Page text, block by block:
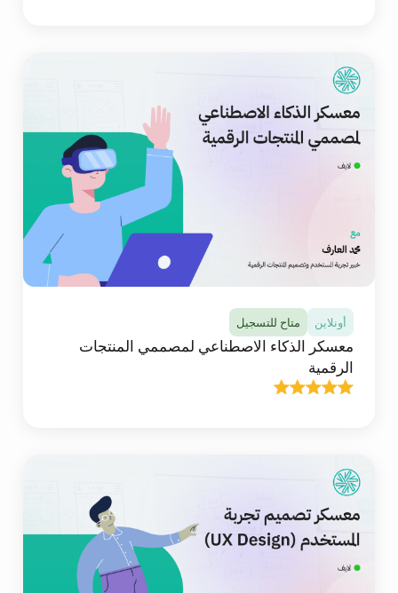
معسكر تصميم واجهة المستخدم (UI)
المحتوى التعليمي التفاعلي المباشر عالي الجودة عبر
الانترنت، وستتعلم وتطبق أساسيات التصميم البصري
وقواعد قابلية الاستخدام وإمكانية الوصول، وتُتقن
استخدام فيجما (Figma) لتصميم واجهات الجوال
والويب باحترافية.
تفاصيل المعسكر
أونلاين متاح للتسجيل
معسكر الذكاء الاصطناعي لمصممي المنتجات
الرقمية
معسكر الذكاء الاصطناعي لمصممي المنتجات الرقمية
في هذا المعسكر ستتلقى أكثر من 20 ساعة من
المحتوى التعليمي التفاعلي المباشر عالي الجودة عبر
الانترنت، وستتعلم وتطبق توظيف أدوات الذكاء
الاصطناعي في عملك التصميمي، من توليد الأفكار